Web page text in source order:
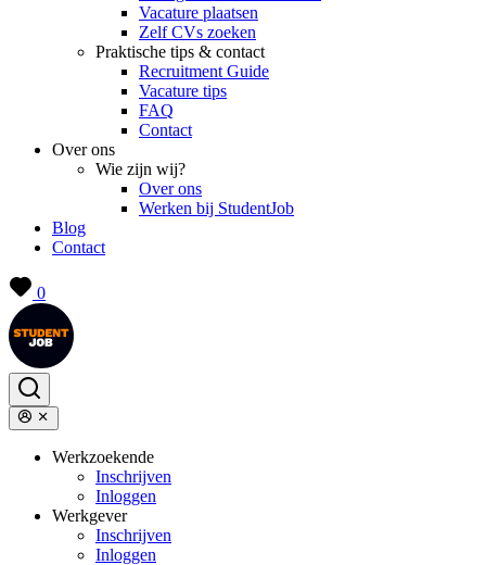
Vacature plaatsen
Zelf CVs zoeken
Praktische tips & contact
Recruitment Guide
Vacature tips
FAQ
Contact
Over ons
Wie zijn wij?
Over ons
Werken bij StudentJob
Blog
Contact
0
Werkzoekende
Inschrijven
Inloggen
Werkgever
Inschrijven
Inloggen